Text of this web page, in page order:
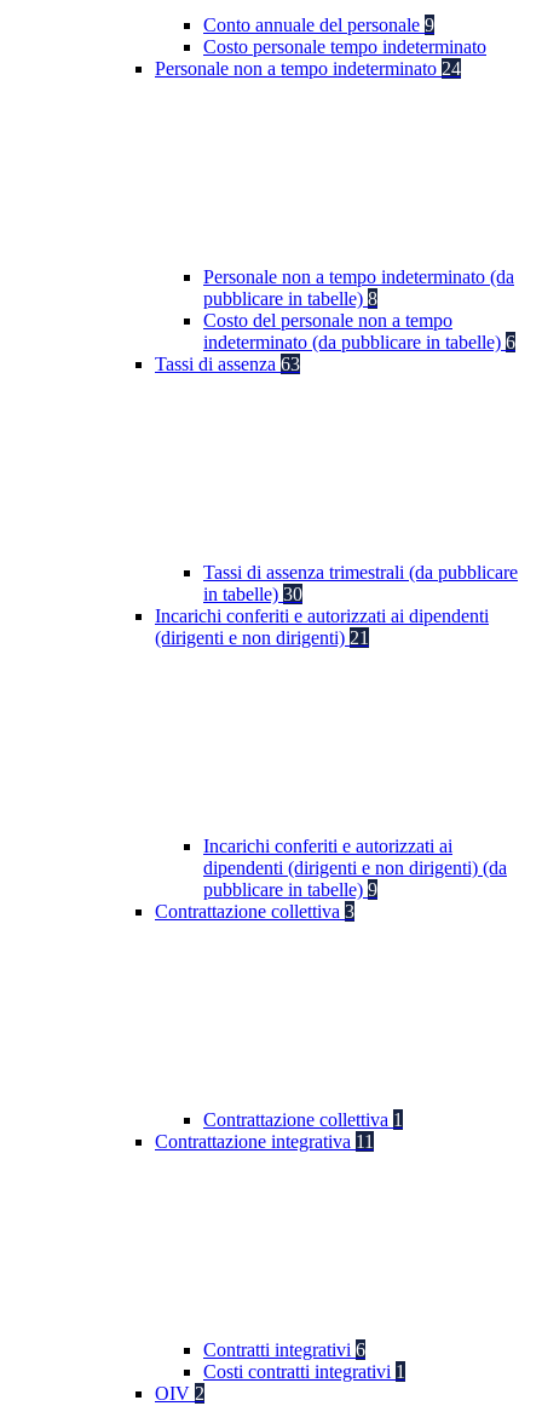
Conto annuale del personale 9
Costo personale tempo indeterminato
Personale non a tempo indeterminato 24
Personale non a tempo indeterminato (da
pubblicare in tabelle) 8
Costo del personale non a tempo
indeterminato (da pubblicare in tabelle) 6
Tassi di assenza 63
Tassi di assenza trimestrali (da pubblicare
in tabelle) 30
Incarichi conferiti e autorizzati ai dipendenti
(dirigenti e non dirigenti) 21
Incarichi conferiti e autorizzati ai
dipendenti (dirigenti e non dirigenti) (da
pubblicare in tabelle) 9
Contrattazione collettiva 3
Contrattazione collettiva 1
Contrattazione integrativa 11
Contratti integrativi 6
Costi contratti integrativi 1
OIV 2